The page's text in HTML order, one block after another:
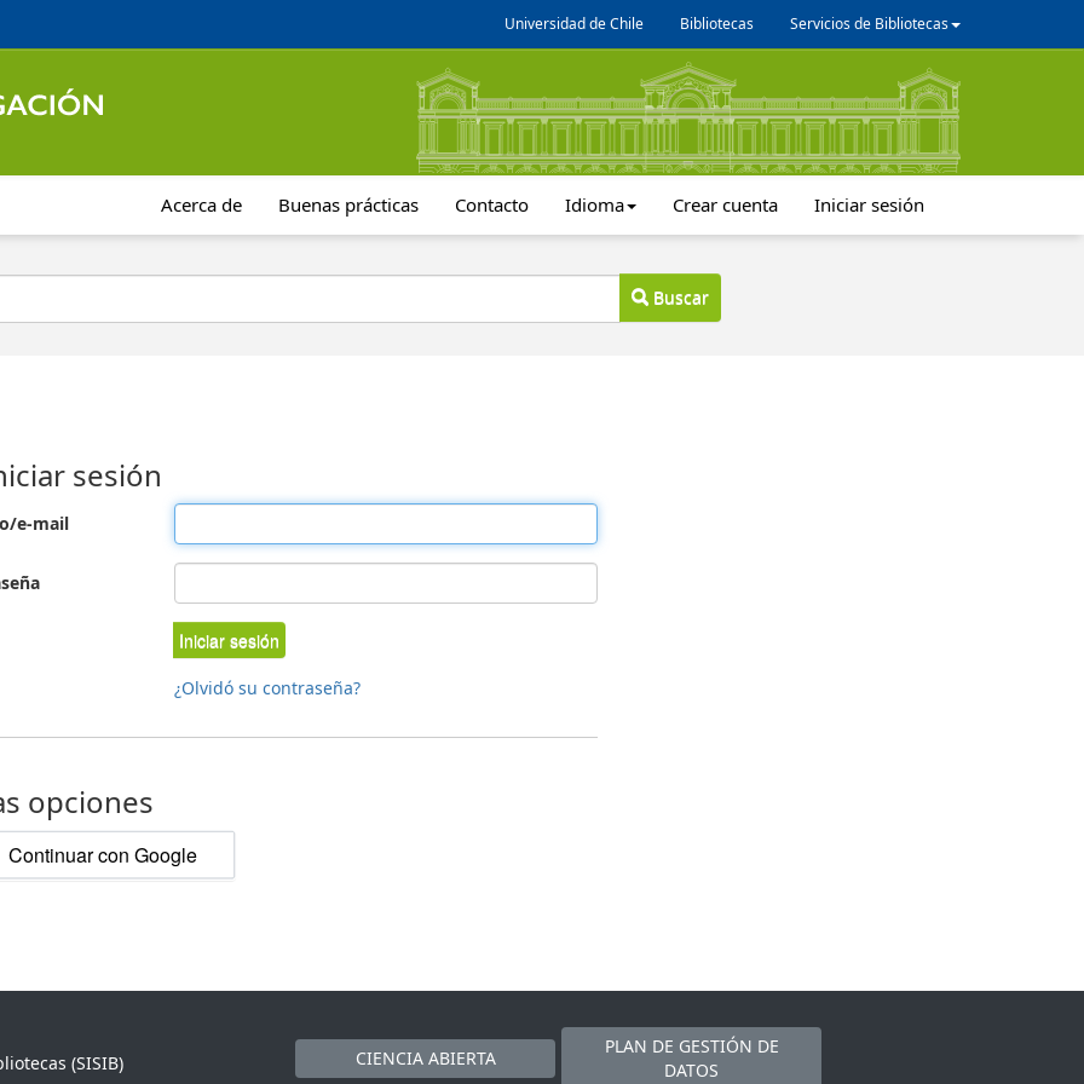
Universidad de Chile Bibliotecas Servicios de Bibliotecas
Acerca de Buenas prácticas Contacto Idioma Crear cuenta Iniciar sesión
Buscar
sesión
e-mail
Iniciar sesión
¿Olvidó su contraseña?
opciones
Continuar con Google
(SISIB)
CIENCIA ABIERTA
PLAN DE GESTIÓN DE
DATOS